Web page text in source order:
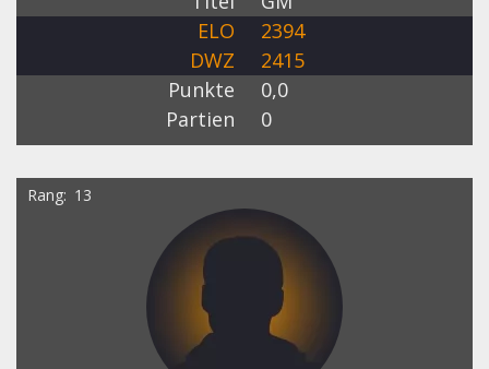
ELO
2394
DWZ
2415
Punkte
0,0
Partien
0
Rang 13